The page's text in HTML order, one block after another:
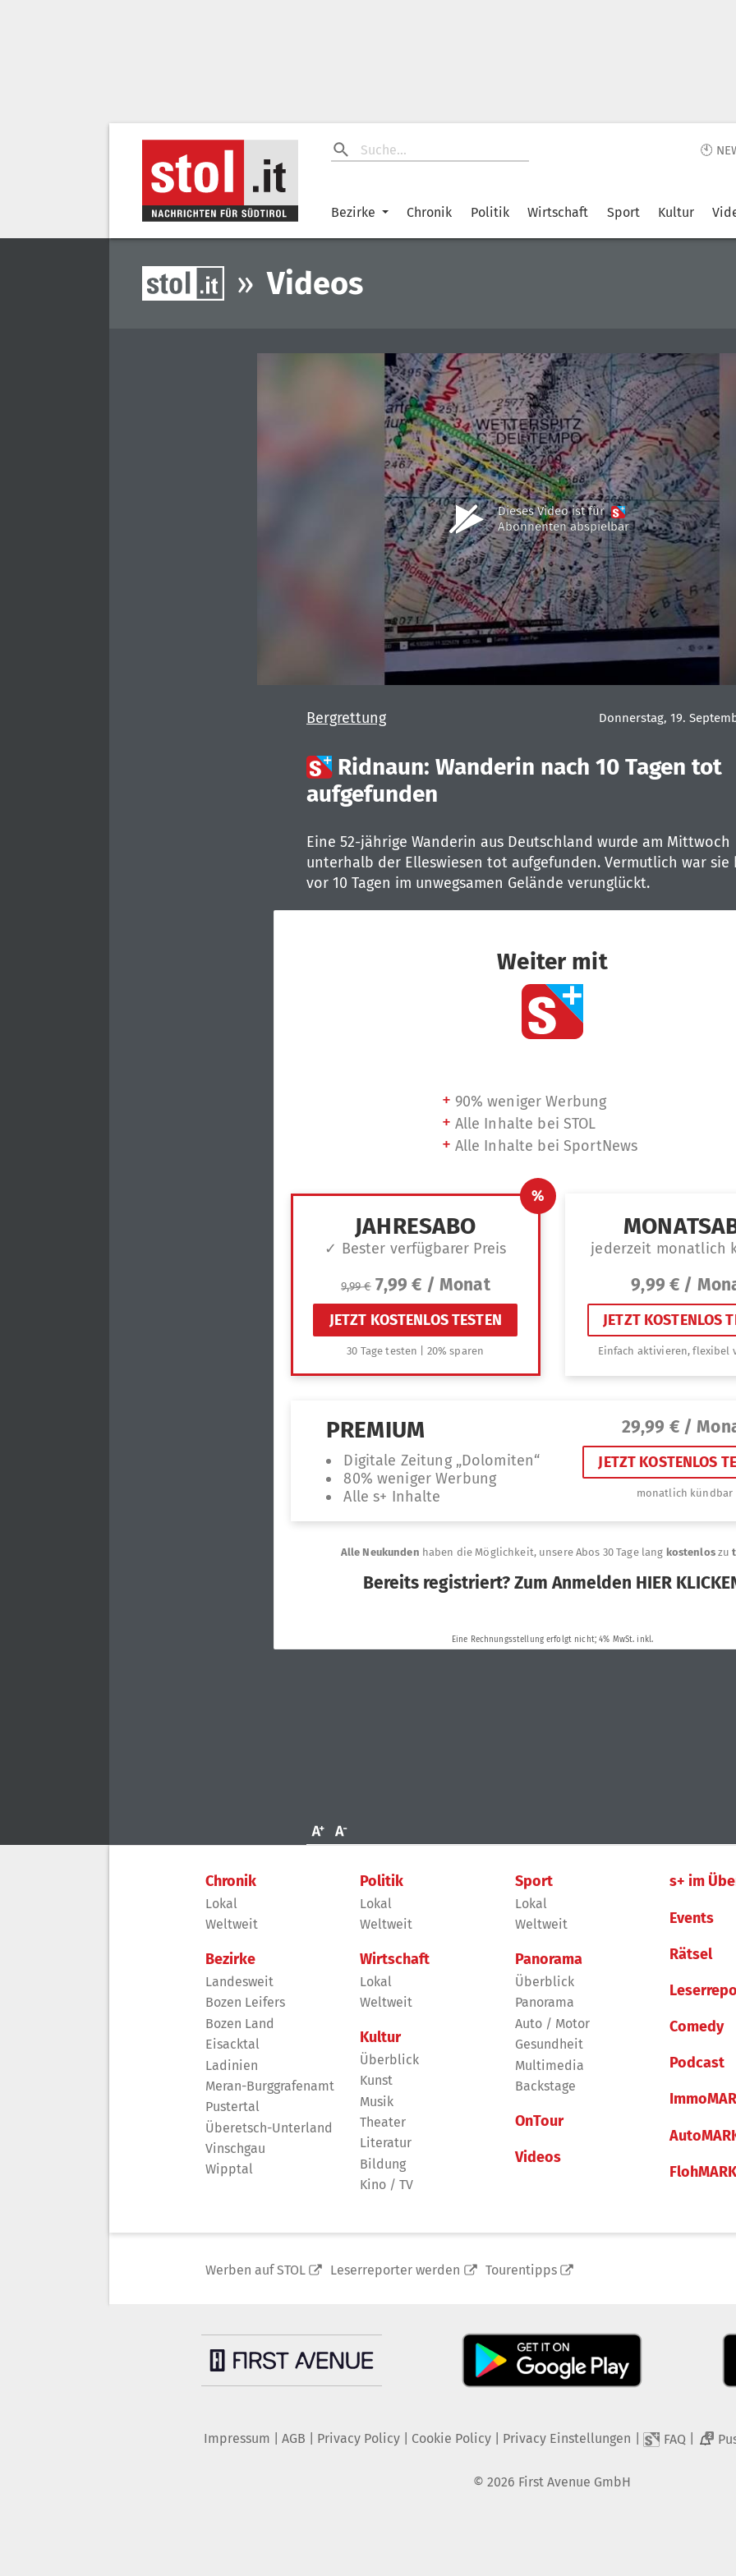
🕙
Bezirke Chronik Politik Wirtschaft Sport Kultur
» Videos
Dieses Video ist für
Abonnenten abspielbar
Bergrettung Donnerstag, 19.
 Ridnaun: Wanderin nach 10 Tagen tot
aufgefunden
Eine 52-jährige Wanderin aus Deutschland wurde am Mittwoch
unterhalb der Elleswiesen tot aufgefunden. Vermutlich war sie
vor 10 Tagen im unwegsamen Gelände verunglückt.
Chronik
Lokal
Weltweit
Bezirke
Landesweit
Bozen Leifers
Bozen Land
Eisacktal
Ladinien
Meran-Burggrafenamt
Pustertal
Überetsch-Unterland
Vinschgau
Wipptal
Politik
Lokal
Weltweit
Wirtschaft
Lokal
Weltweit
Kultur
Überblick
Kunst
Musik
Theater
Literatur
Bildung
Kino / TV
Sport
Lokal
Weltweit
Panorama
Überblick
Panorama
Auto / Motor
Gesundheit
Multimedia
Backstage
OnTour
Videos
s+ im
Events
Rätsel
Comedy
Podcast
Werben auf STOL Leserreporter werden Tourentipps
Impressum AGB Privacy Policy| Cookie Policy| Privacy Einstellungen FAQ 2
© 2026 First Avenue GmbH